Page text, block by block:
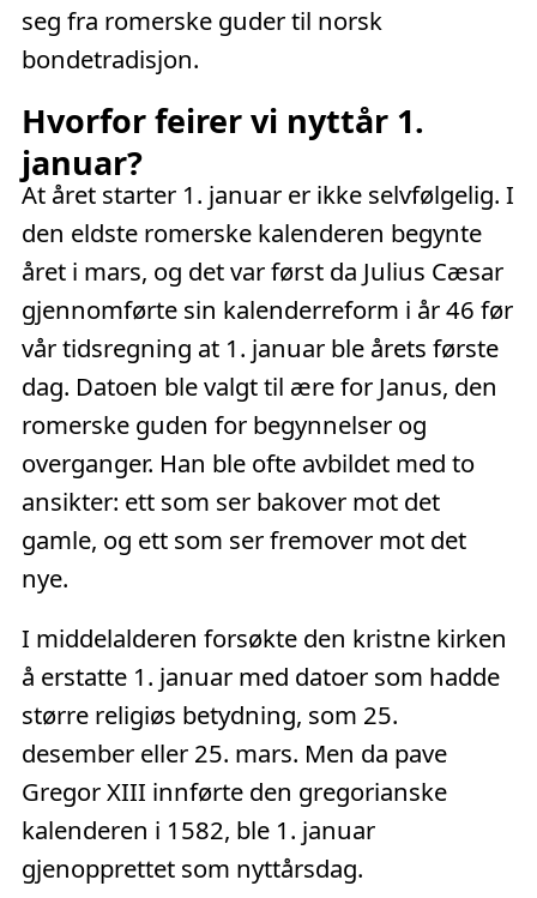
seg fra romerske guder til norsk
bondetradisjon.
Hvorfor feirer vi nyttår 1.
januar?
At året starter 1. januar er ikke selvfølgelig. I
den eldste romerske kalenderen begynte
året i mars, og det var først da Julius Cæsar
gjennomførte sin kalenderreform i år 46 før
vår tidsregning at 1. januar ble årets første
dag. Datoen ble valgt til ære for Janus, den
romerske guden for begynnelser og
overganger. Han ble ofte avbildet med to
ansikter: ett som ser bakover mot det
gamle, og ett som ser fremover mot det
nye.
I middelalderen forsøkte den kristne kirken
å erstatte 1. januar med datoer som hadde
større religiøs betydning, som 25.
desember eller 25. mars. Men da pave
Gregor XIII innførte den gregorianske
kalenderen i 1582, ble 1. januar
gjenopprettet som nyttårsdag.